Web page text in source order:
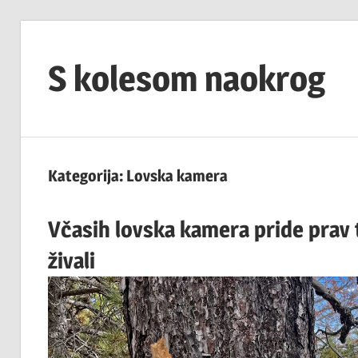
contentS kolesom naokrog
Kategorija: Lovska kamera
Včasih lovska kamera pride
živali